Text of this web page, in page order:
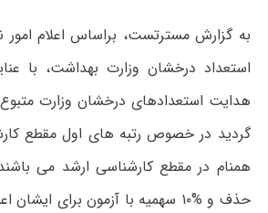
به گزارش مسترتست، براساس اعلام امور
استعداد درخشان وزارت بهداشت، با
گردید در خصوص رتبه های اول مقطع
همنام در مقطع کارشناسی ارشد می
حذف و %۱۰ سهمیه با آزمون برای